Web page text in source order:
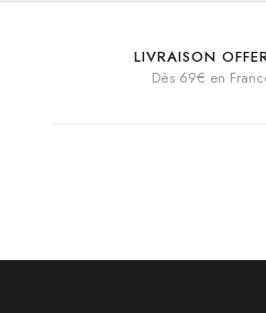
LIVRAISON
Dès 69€ en